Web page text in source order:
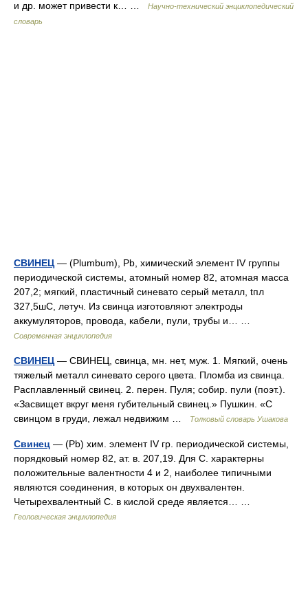
и др. может привести к… …
Научно-технический энциклопедический
словарь
СВИНЕЦ — (Plumbum), Pb, химический элемент IV группы
периодической системы, атомный номер 82, атомная масса
207,2; мягкий, пластичный синевато серый металл, tпл
327,5шC, летуч. Из свинца изготовляют электроды
аккумуляторов, провода, кабели, пули, трубы и… …
Современная энциклопедия
СВИНЕЦ — СВИНЕЦ, свинца, мн. нет, муж. 1. Мягкий, очень
тяжелый металл синевато серого цвета. Пломба из свинца.
Расплавленный свинец. 2. перен. Пуля; собир. пули (поэт.).
«Засвищет вкруг меня губительный свинец.» Пушкин. «С
свинцом в груди, лежал недвижим …
Толковый словарь Ушакова
Свинец — (Рb) хим. элемент IV гр. периодической системы,
порядковый номер 82, ат. в. 207,19. Для С. характерны
положительные валентности 4 и 2, наиболее типичными
являются соединения, в которых он двухвалентен.
Четырехвалентный С. в кислой среде является… …
Геологическая энциклопедия